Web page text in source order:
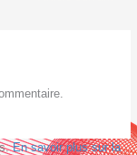
En savoir plus sur la